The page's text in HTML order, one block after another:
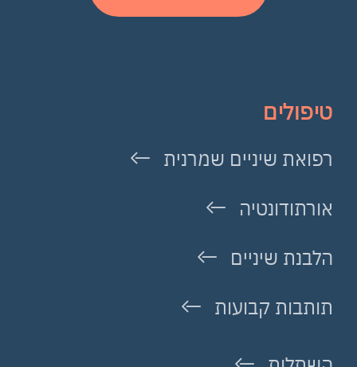
טיפולים
רפואת שיניים שמרנית
אורתודונטיה
הלבנת שיניים
תותבות קבועות